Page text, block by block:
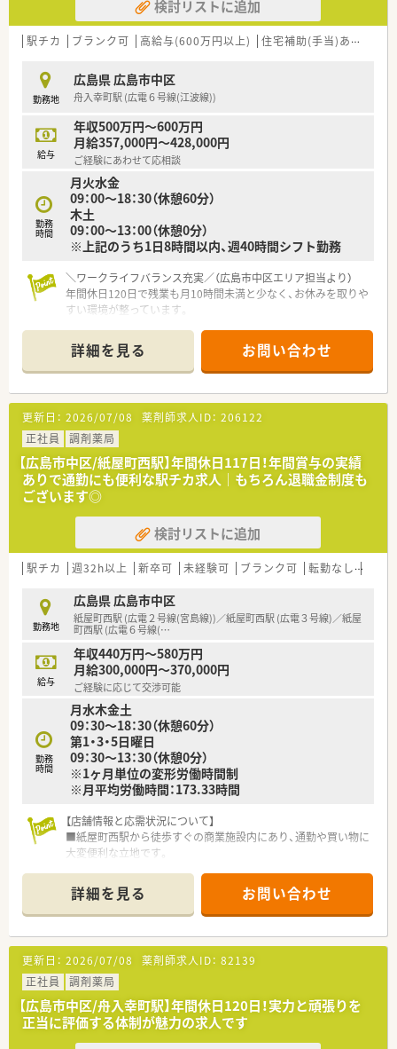
※繁忙期等は科目によって残業が発生してしまう可能性はご
ざいます。
■複数店舗を経験する事が出来る環境で、幅広い処方に触れたい
方
■自分の生活背景に合わせて、長く働いていきたい方
等々…
少しでも気になった方はお問い合わせくださいませ
機械化を進める事により、効率よいお仕事が可能となります。
＜業務内容＞
ドラッグストア併設店という事もあり、
お買い物に来た方が処方箋を持ってくる事もありますので、
広域からの処方箋にも対応しています。
■1日の処方箋枚数は50枚前後です。
■ドラッグストア併設店舗ですが、
調剤薬局業務専任でご勤務頂きます。
＜研修制度＞
■充実した研修フォロー体制も好評です。
e-ラーニングの補助制度もあり資格取得に関しても
会社からのバックアップがございます。
■ツルハグループとして中国地方で業界最大規模の
ドラッグストア・調剤薬局を運営する企業です。
ドラッグストアとして売上・利益・店舗数共に業界トップクラ
■年間で10店舗以上の新規出店を継続しており、
新卒採用に関しても中国地方で最も入社人数が多い法人で
す。
薬剤師の平均年齢は33歳です。
■調剤薬局部門で採用された薬剤師の業務は
調剤業務（調剤・投薬・監査・在宅）がメインとなり、
レジ打ちなどはございません。
OTCについての知識も深まるためこれから必要な「マルチの
力」が身につきます。
■セルフメディケーションの支援として、医療・保険・福祉・マタ
ニティ等、
様々なテーマで健康セミナーを年間130回以上開催していま
■医療事務との業務分担を行い、薬剤師の業務負担軽減を行って
います。
■働き方改革に沿って、有給休暇消化が促進されています。
■残業については「サービス残業」はございません。
各店舗基本的に残業は少ないため、調剤併設店でも18時半～
19時までに
は帰宅できる店舗がほとんどです。
※繁忙期等は科目によって残業が発生してしまう可能性はご
ざいます。
＜こんな方にもオススメ＞
■調剤の経験を積みつつ、OTCも学べる環境に身を置きたい方
■患者様に丁寧に投薬、服薬指導を行いたい方
■若い世代が毎年入る環境で、自身もスキルアップしたい方
等々…
少しでも気になった方はお問い合わせくださいませ
検討リストに追加
駅チカ ブランク可 高給与(600万円以上) 住宅補助(手当)あり
勤務地
広島県 広島市中区
舟入幸町駅 (広電６号線(江波線))
給与
年収500万円～600万円
月給357,000円～428,000円
ご経験にあわせて応相談
勤務
時間
月火水金
09：00～18：30（休憩60分）
木土
09：00～13：00（休憩0分）
※上記のうち1日8時間以内、週40時間シフト勤務
＼ワークライフバランス充実／（広島市中区エリア担当より）
年間休日120日で残業も月10時間未満と少なく、お休みを取りや
すい環境が整っています。
【店舗情報と応需状況について】
■舟入幸町駅から徒歩3分というアクセスの良い立地にあり、通
勤の負担が少なく働きやすい環境が整っております。
■目前にあるクリニックから脳外科と内科の処方箋をメインに
応需しており、1日あたり70枚前後を対応しております。
■常勤薬剤師2名とパート1名に加えて事務員3名が在籍し、協力
しながら日々の業務へスムーズに取り組んでおります。
【法人特徴について】
■関東圏を中心に北海道から九州まで95店舗以上を展開し、現
在も新規出店などを通じて成長を続けている企業です。
■患者様には優しく社員同士は仲良くというスローガンを掲げ、
地域に密着した調剤薬局の運営を行っております。
■コロナ禍においても利益率1.3倍という増益を達成しており、
非常に安定した経営基盤を誇る信頼できる組織です。
【求人情報について】
■年収は500万円から600万円の範囲で提示されており、これま
でのご経験やスキルをしっかりと評価して決定されます。
■昇給が年1回あるほか賞与も年2回支給されるため、長期的な
視点でもモチベーションを高く保って勤務が可能です。
■退職金制度や教育制度が充実しているほか、転居を伴う場合に
は住宅手当が支給されるなど福利厚生も万全です。
詳細を見る お問い合わせ
更新日： 2026/07/08 薬剤師求人ID： 206122
正社員
調剤薬局
【広島市中区/紙屋町西駅】年間休日117日！年間賞与の実績
ありで通勤にも便利な駅チカ求人｜もちろん退職金制度も
ございます◎
検討リストに追加
駅チカ 週32h以上 新卒可 未経験可 ブランク可 転勤なし
勤務地
広島県 広島市中区
紙屋町西駅 (広電２号線(宮島線))／紙屋町西駅 (広電３号線)／紙屋
町西駅 (広電６号線(…
給与
年収440万円～580万円
月給300,000円～370,000円
ご経験に応じて交渉可能
勤務
時間
月水木金土
09：30～18：30（休憩60分）
第1・3・5日曜日
09：30～13：30（休憩0分）
※1ヶ月単位の変形労働時間制
※月平均労働時間：173.33時間
【店舗情報と応需状況について】
■紙屋町西駅から徒歩すぐの商業施設内にあり、通勤や買い物に
大変便利な立地です。
を応需！日曜日は耳鼻科のみです。
■薬剤師7名が在籍しており、6～7名体制で業務を行っているの
で安心感があります。
【勤務実態について】
■週休二日制で、火曜日が固定休みのため予定が立てやすい点が
魅力です。
■1ヶ月単位の変形労働時間制を採用しており、月2回程度の平
日休みもあります。
■お盆休みや年末年始休暇もあり、プライベートの時間を確保で
きる環境です。
詳細を見る お問い合わせ
更新日： 2026/07/08 薬剤師求人ID： 82139
正社員
調剤薬局
【広島市中区/舟入幸町駅】年間休日120日！実力と頑張りを
正当に評価する体制が魅力の求人です